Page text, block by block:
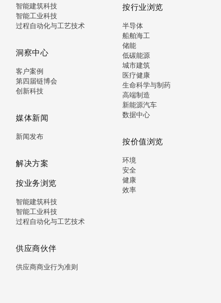
智能建筑科技
智能工业科技
过程自动化与工艺技术
洞察中心
客户案例
第四届链博会
创新科技
媒体新闻
新闻发布
解决方案
按业务浏览
智能建筑科技
智能工业科技
过程自动化与工艺技术
供应商伙伴
供应商商业行为准则
按行业浏览
半导体
船舶海工
储能
低碳能源
城市建筑
医疗健康
生命科学与制药
高端制造
新能源汽车
数据中心
按价值浏览
环境
安全
健康
效率